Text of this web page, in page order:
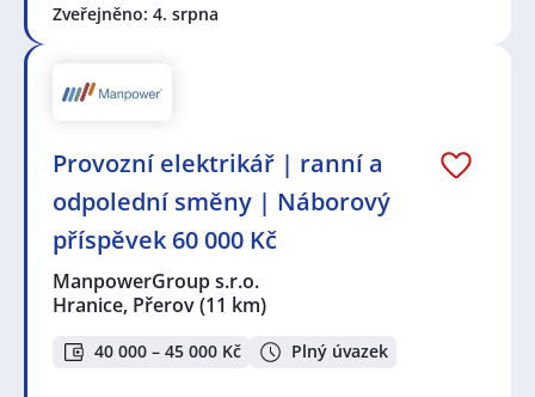
Zveřejněno: 4. srpna
Provozní elektrikář | ranní a
odpolední směny | Náborový
příspěvek 60 000 Kč
ManpowerGroup s.r.o.
Hranice, Přerov(11 km)
40 000 – 45 000 Kč Plný úvazek